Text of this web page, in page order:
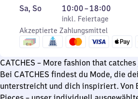
bis
9
Uhr
bis
21
Samstag
Sonntag
Sa, So,
inkl. Feiertage
10:00–18:00
Von
10
Uhr
bis
Uhr
inkl. Feiertage
Akzeptierte Zahlungsmittel
CATCHES – More fashion that catches
Bei CATCHES findest du Mode, die
unterstreicht und dich inspiriert. Von